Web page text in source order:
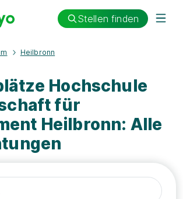
Stellen finden
Heilbronn
Hochschule
für
Heilbronn: Alle